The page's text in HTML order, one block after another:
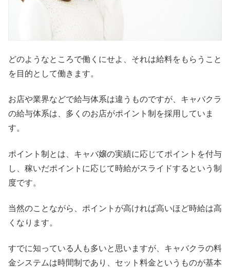
どのようなところで働くにせよ、それは給料をもらうこと
を目的として働きます。
お店や業界などで給与体系は違うものですが、キャバクラ
の給与体系は、多くのお店がポイント制を採用していま
す。
ポイント制とは、キャバ嬢の実績に応じてポイントを付与
し、稼いだポイントに応じて時給がスライドするという制
度です。
当然のことながら、ポイントが高ければ高いほど時給は高
くなります。
すでに知っている人も多いと思いますが、キャバクラの料
金システムは時間制であり、セット料金というものが基本